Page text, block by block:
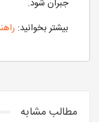
جبران شود.
بیشتر بخوانید:
مطالب مشابه